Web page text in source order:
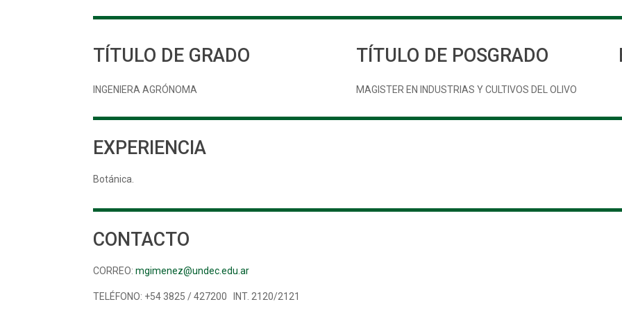
TÍTULO DE GRADO
INGENIERA AGRÓNOMA
TÍTULO DE POSGRADO
MAGISTER EN INDUSTRIAS Y CULTIVOS DEL OLIVO
EXPERIENCIA
Botánica.
CONTACTO
CORREO:mgimenez@undec.edu.ar
TELÉFONO: +54 3825 / 427200 INT. 2120/2121